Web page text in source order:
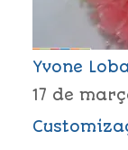
Yvone
17 de